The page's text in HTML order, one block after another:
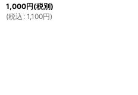
1,000円(税別)
(税込 : 1,100円)